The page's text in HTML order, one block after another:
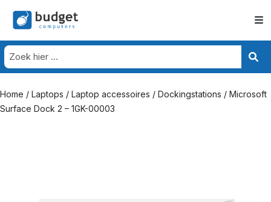
Home / Laptops / Laptop accessoires / Dockingstations / Microsoft
Surface Dock 2 – 1GK-00003